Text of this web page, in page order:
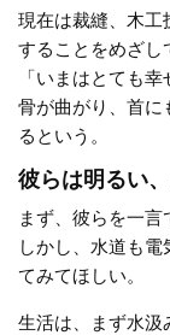
現在は裁縫、木工
することをめざし
「いまはとても
骨が曲がり、首に
るという。
彼らは明るい
まず、彼らを一言
しかし、水道も
てみてほしい。
生活は、まず水汲